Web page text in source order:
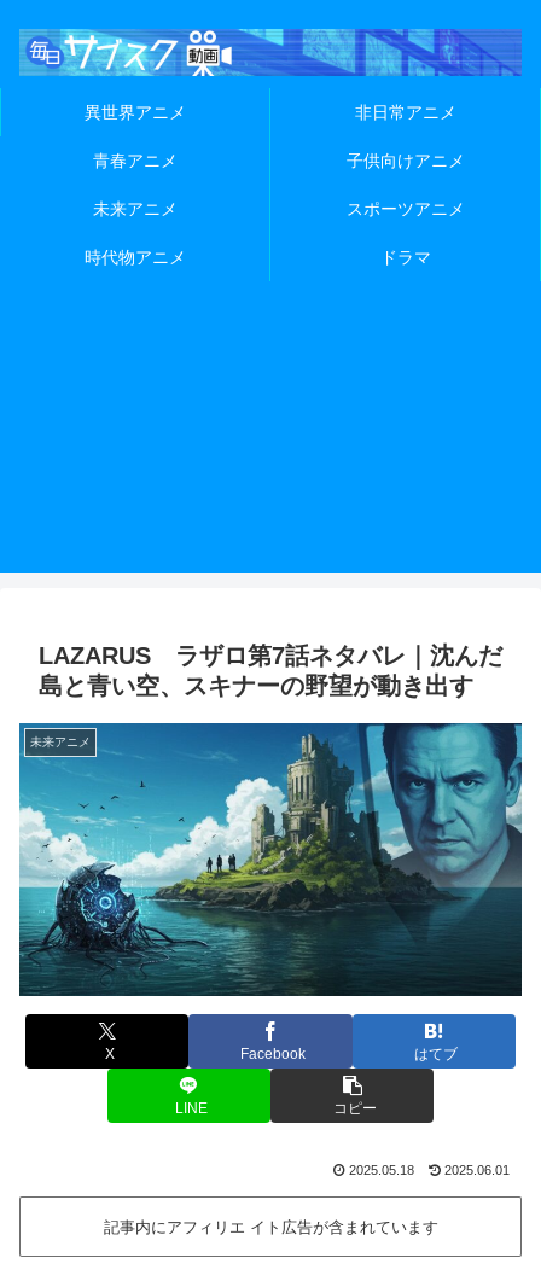
異世界アニメ 非日常アニメ
青春アニメ 子供向けアニメ
未来アニメ スポーツアニメ
時代物アニメ ドラマ
LAZARUS ラザロ第7話ネタバレ｜沈んだ
島と青い空、スキナーの野望が動き出す
未来アニメ
X Facebook はてブ
LINE コピー
2025.05.18 2025.06.01
記事内にアフィリエ イト広告が含まれています